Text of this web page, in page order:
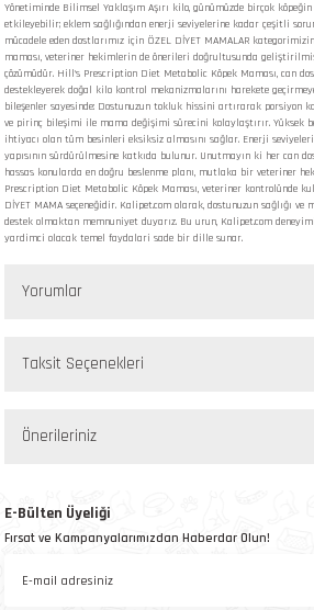
Yönetiminde Bilimsel Yaklaşım Aşırı kilo, günümüzde birçok
etkileyebilir; eklem sağlığından enerji seviyelerine kadar çeşitli
mücadele eden dostlarımız için ÖZEL DİYET MAMALAR
maması, veteriner hekimlerin de önerileri doğrultusunda
çözümüdür. Hill's Prescription Diet Metabolic Köpek Maması, can
destekleyerek doğal kilo kontrol mekanizmalarını harekete
bileşenler sayesinde: Dostunuzun tokluk hissini artırarak porsiyon
ve pirinç bileşimi ile mama değişimi sürecini kolaylaştırır. Yüksek
ihtiyacı olan tüm besinleri eksiksiz almasını sağlar. Enerji
yapısının sürdürülmesine katkıda bulunur. Unutmayın ki her can
hassas konularda en doğru beslenme planı, mutlaka bir veteriner
Prescription Diet Metabolic Köpek Maması, veteriner kontrolünde
DİYET MAMA seçeneğidir. Kalipet.com olarak, dostunuzun sağlığı
destek olmaktan memnuniyet duyarız. Bu urun, Kalipet.com
yardimci olacak temel faydalari sade bir dille sunar.
Yorumlar
Taksit Seçenekleri
Önerileriniz
gördüğünüz noktaları öneri formunu kullanarak
Ürün resmi kalitesiz, bozuk veya
E-Bülten Üyeliği
Fırsat ve Kampanyalarımızdan Haberdar Olun!